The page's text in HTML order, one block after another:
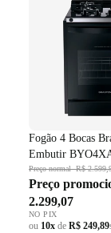
Fundido Dupla
Fogão 4 Bocas
Embutir
Grade em Ferro
Chama Preto
Preço normalR$
Preço
2.299,07
NO PIX
ou 10x de R$ 249,89